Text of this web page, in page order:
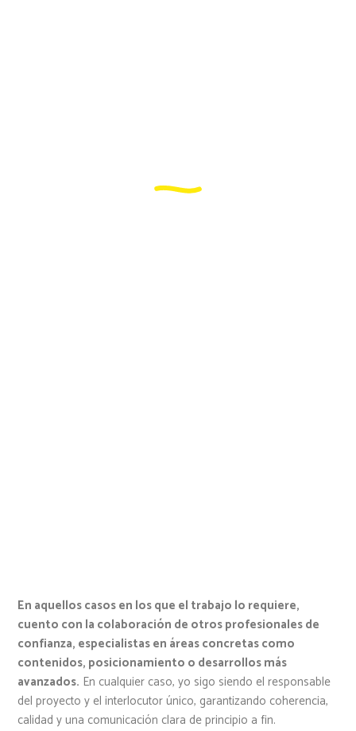
En aquellos casos en los que el trabajo lo requiere,
cuento con la colaboración de otros profesionales de
confianza, especialistas en áreas concretas como
contenidos, posicionamiento o desarrollos más
avanzados. En cualquier caso, yo sigo siendo el responsable
del proyecto y el interlocutor único, garantizando coherencia,
calidad y una comunicación clara de principio a fin.